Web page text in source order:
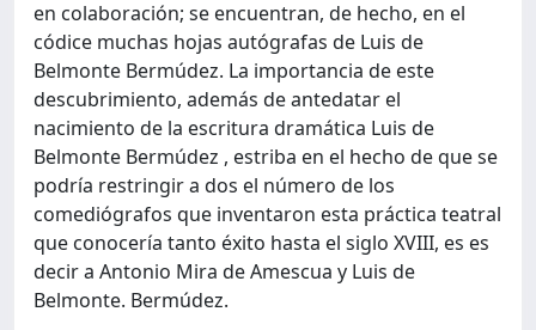
en colaboración; se encuentran, de hecho, en el
códice muchas hojas autógrafas de Luis de
Belmonte Bermúdez. La importancia de este
descubrimiento, además de antedatar el
nacimiento de la escritura dramática Luis de
Belmonte Bermúdez , estriba en el hecho de que se
podría restringir a dos el número de los
comediógrafos que inventaron esta práctica teatral
que conocería tanto éxito hasta el siglo XVIII, es es
decir a Antonio Mira de Amescua y Luis de
Belmonte. Bermúdez.